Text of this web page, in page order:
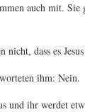
auch mit.
nicht, dass es
ihm: Nein.
und ihr werdet